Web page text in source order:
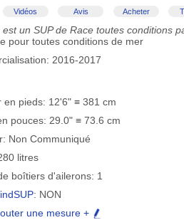
Vidéos Avis Acheter
un SUP de Race toutes conditions
pour toutes conditions de mer
2016-2017
en pieds: 12'6" ≡ 381 cm
pouces: 29.0" ≡ 73.6 cm
Non Communiqué
litres
boîtiers d'ailerons: 1
: NON
une mesure +